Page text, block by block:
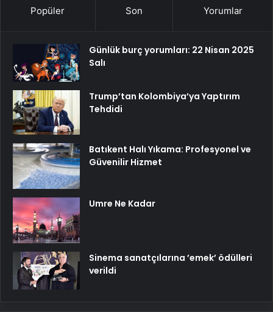
Popüler Son Yorumlar
Günlük burç yorumları: 22 Nisan 2025
Salı
Trump’tan Kolombiya’ya Yaptırım
Tehdidi
Batıkent Halı Yıkama: Profesyonel ve
Güvenilir Hizmet
Umre Ne Kadar
Sinema sanatçılarına ’emek’ ödülleri
verildi